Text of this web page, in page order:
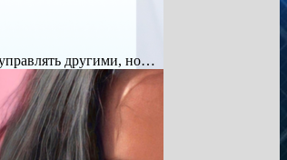
управлять другими, но…